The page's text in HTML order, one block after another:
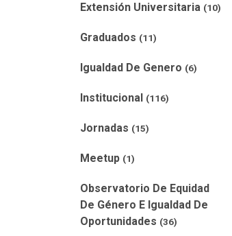
Extensión Universitaria (10)
Graduados (11)
Igualdad De Genero (6)
Institucional (116)
Jornadas (15)
Meetup (1)
Observatorio De Equidad
De Género E Igualdad De
Oportunidades (36)